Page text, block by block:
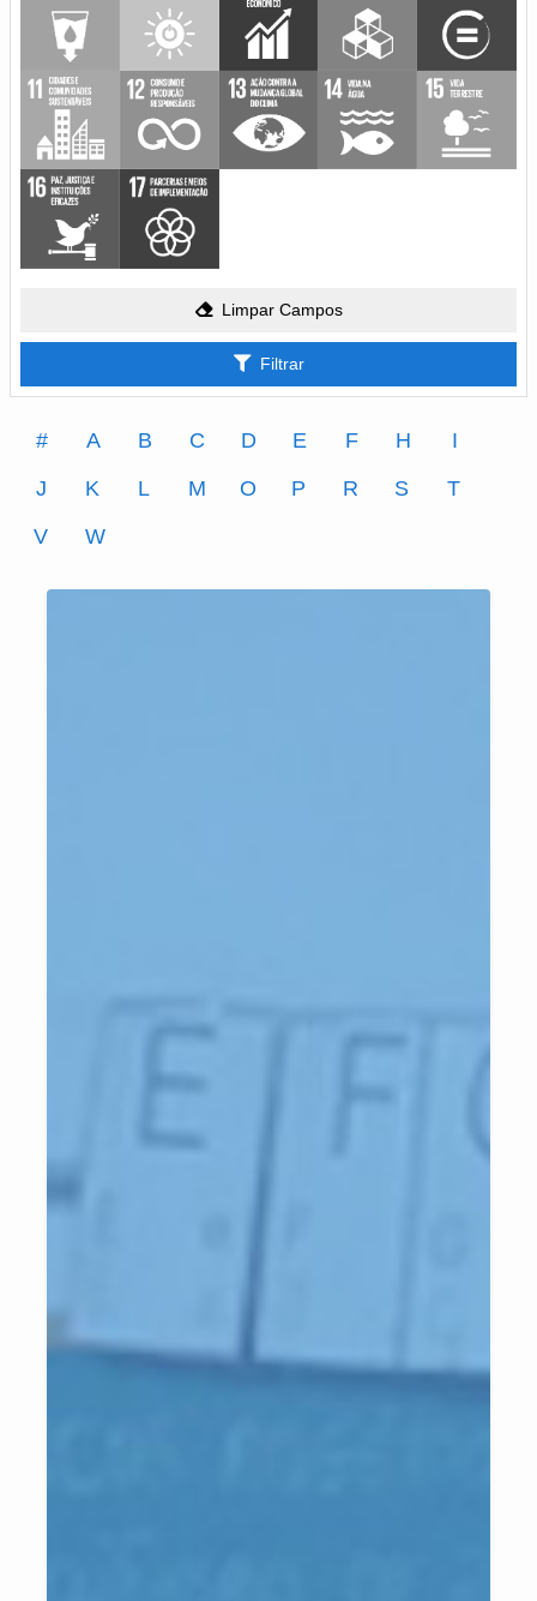
Limpar Campos
Filtrar
# A B C D E F H
I
J
K L M O P R S
T
V
W